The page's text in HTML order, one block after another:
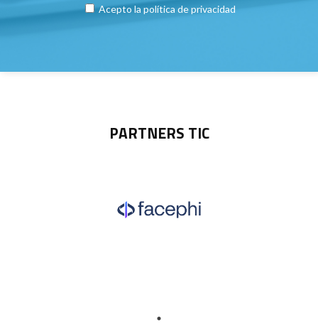
Acepto la política de privacidad
PARTNERS TIC